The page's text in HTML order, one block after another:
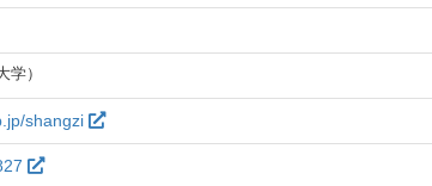
）
shangzi